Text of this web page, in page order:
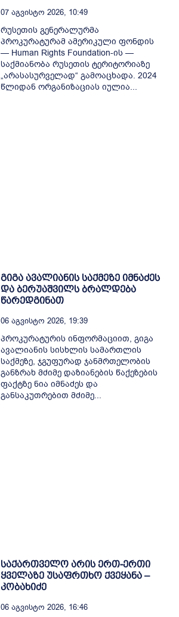
07 Აგვისტო 2026, 10:49
რუსეთის გენერალურმა
პროკურატურამ ამერიკული ფონდის
— Human Rights Foundation-ის —
საქმიანობა რუსეთის ტერიტორიაზე
„არასასურველად“ გამოაცხადა. 2024
წლიდან ორგანიზაციას იულია...
გიგა ავალიანის საქმეზე იმნაძეს
და ბერუაშვილს ბრალდება
წარედგინათ
06 Აგვისტო 2026, 19:39
პროკურატურის ინფორმაციით, გიგა
ავალიანის სისხლის სამართლის
საქმეზე, ჯგუფურად ჯანმრთელობის
განზრახ მძიმე დაზიანების წაქეზების
ფაქტზე ნია იმნაძეს და
განსაკუთრებით მძიმე...
საქართველო არის ერთ-ერთი
ყველაზე უსაფრთხო ქვეყანა –
კობახიძე
06 Აგვისტო 2026, 16:46